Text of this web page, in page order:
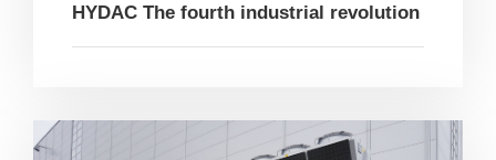
HYDAC The fourth industrial revolution